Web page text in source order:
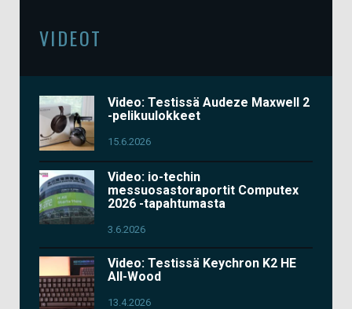
VIDEOT
Video: Testissä Audeze Maxwell 2
-pelikuulokkeet
15.6.2026
Video: io-techin
messuosastoraportit Computex
2026 -tapahtumasta
3.6.2026
Video: Testissä Keychron K2 HE
All-Wood
13.4.2026